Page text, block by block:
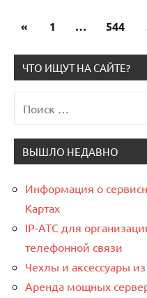
записей
« Предыдущие
1 … 544
ЧТО ИЩУТ НА САЙТЕ?
для:
ВЫШЛО НЕДАВНО
Информация о
Картах
IP-АТС для
телефонной связи
Чехлы и аксессуары
Аренда мощных